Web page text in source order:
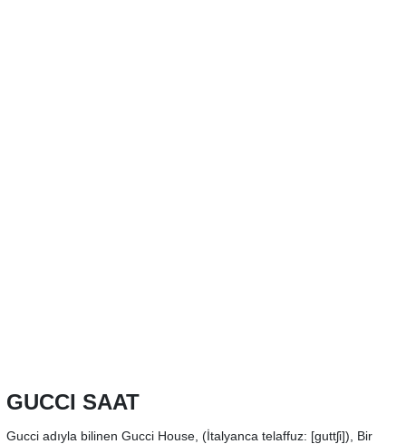
GUCCI SAAT
Gucci adıyla bilinen Gucci House, (İtalyanca telaffuz: [ɡuttʃi]), Bir